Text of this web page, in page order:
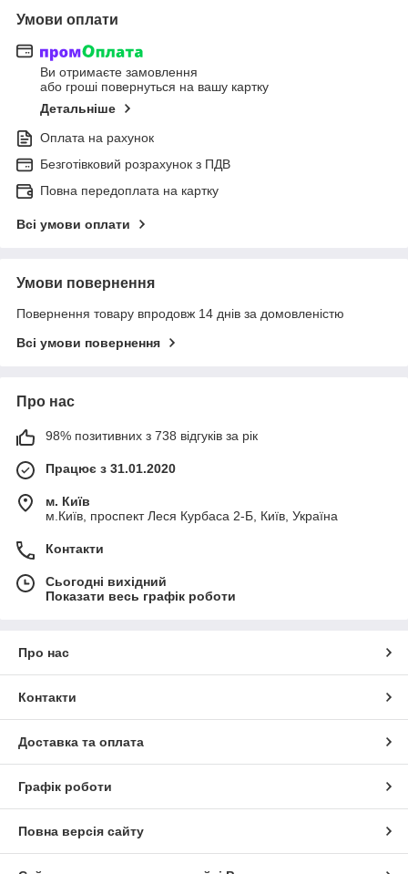
Умови оплати
Ви отримаєте замовлення
або гроші повернуться на вашу картку
Детальніше
Оплата на рахунок
Безготівковий розрахунок з ПДВ
Повна передоплата на картку
Всі умови оплати
Умови повернення
Повернення товару впродовж 14 днів за домовленістю
Всі умови повернення
Про нас
98% позитивних з 738 відгуків за рік
Працює з 31.01.2020
м. Київ
м.Київ, проспект Леся Курбаса 2-Б, Київ, Україна
Контакти
Сьогодні вихідний
Показати весь графік роботи
Про нас
Контакти
Доставка та оплата
Графік роботи
Повна версія сайту